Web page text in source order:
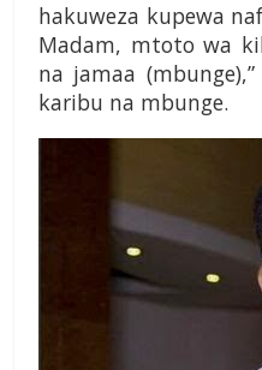
hakuweza kupewa
Madam, mtoto wa
na jamaa
karibu na mbunge.